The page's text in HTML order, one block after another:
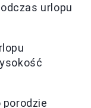
urlopu
porodzie